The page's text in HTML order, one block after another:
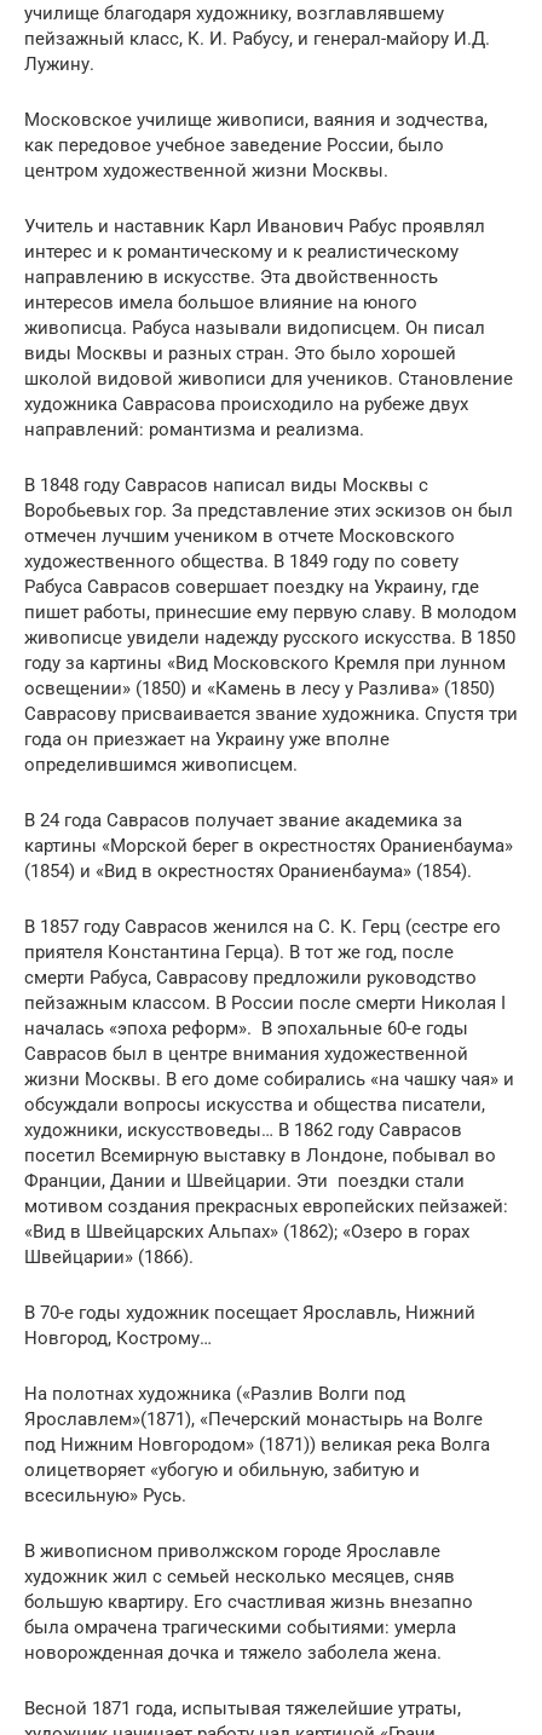
училище благодаря художнику, возглавлявшему
пейзажный класс, К. И. Рабусу, и генерал-майору И.Д.
Лужину.
Московское училище живописи, ваяния и зодчества,
как передовое учебное заведение России, было
центром художественной жизни Москвы.
Учитель и наставник Карл Иванович Рабус проявлял
интерес и к романтическому и к реалистическому
направлению в искусстве. Эта двойственность
интересов имела большое влияние на юного
живописца. Рабуса называли видописцем. Он писал
виды Москвы и разных стран. Это было хорошей
школой видовой живописи для учеников. Становление
художника Саврасова происходило на рубеже двух
направлений: романтизма и реализма.
В 1848 году Саврасов написал виды Москвы с
Воробьевых гор. За представление этих эскизов он был
отмечен лучшим учеником в отчете Московского
художественного общества. В 1849 году по совету
Рабуса Саврасов совершает поездку на Украину, где
пишет работы, принесшие ему первую славу. В молодом
живописце увидели надежду русского искусства. В 1850
году за картины «Вид Московского Кремля при лунном
освещении» (1850) и «Камень в лесу у Разлива» (1850)
Саврасову присваивается звание художника. Спустя три
года он приезжает на Украину уже вполне
определившимся живописцем.
В 24 года Саврасов получает звание академика за
картины «Морской берег в окрестностях Ораниенбаума»
(1854) и «Вид в окрестностях Ораниенбаума» (1854).
В 1857 году Саврасов женился на С. К. Герц (сестре его
приятеля Константина Герца). В тот же год, после
смерти Рабуса, Саврасову предложили руководство
пейзажным классом. В России после смерти Николая I
началась «эпоха реформ». В эпохальные 60-е годы
Саврасов был в центре внимания художественной
жизни Москвы. В его доме собирались «на чашку чая» и
обсуждали вопросы искусства и общества писатели,
художники, искусствоведы… В 1862 году Саврасов
посетил Всемирную выставку в Лондоне, побывал во
Франции, Дании и Швейцарии. Эти поездки стали
мотивом создания прекрасных европейских пейзажей:
«Вид в Швейцарских Альпах» (1862); «Озеро в горах
Швейцарии» (1866).
В 70-е годы художник посещает Ярославль, Нижний
Новгород, Кострому…
На полотнах художника («Разлив Волги под
Ярославлем»(1871), «Печерский монастырь на Волге
под Нижним Новгородом» (1871)) великая река Волга
олицетворяет «убогую и обильную, забитую и
всесильную» Русь.
В живописном приволжском городе Ярославле
художник жил с семьей несколько месяцев, сняв
большую квартиру. Его счастливая жизнь внезапно
была омрачена трагическими событиями: умерла
новорожденная дочка и тяжело заболела жена.
Весной 1871 года, испытывая тяжелейшие утраты,